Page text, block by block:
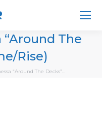
“Around The
Rise)
“Around The Decks”…